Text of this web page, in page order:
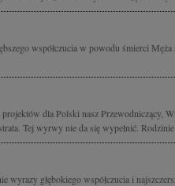
współczucia w powodu śmierci
projektów dla Polski nasz Przewodniczący,
Tej wyrwy nie da się wypełnić.
wyrazy głębokiego współczucia i